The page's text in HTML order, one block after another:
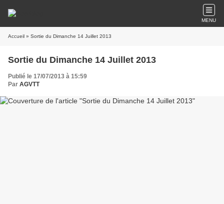
MENU
Accueil » Sortie du Dimanche 14 Juillet 2013
Sortie du Dimanche 14 Juillet 2013
Publié le 17/07/2013 à 15:59
Par AGVTT